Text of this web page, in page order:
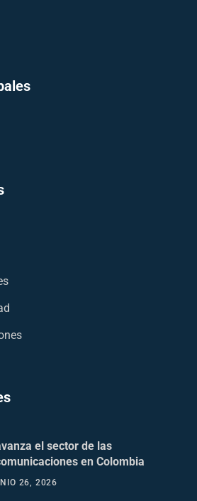
el sector de las
en Colombia
26, 2026